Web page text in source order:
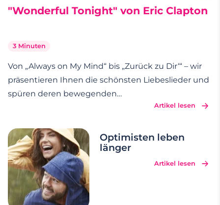
"Wonderful Tonight" von Eric Clapton
3 Minuten
Von „Always on My Mind“ bis „Zurück zu Dir‘“ – wir
präsentieren Ihnen die schönsten Liebeslieder und
spüren deren bewegenden
Hintergrundgeschichten nach. Eifersucht,
erwarten Sie in unserer Serie „Liebeslieder und
ihre…
Artikel lesen
Optimisten leben
länger
Artikel lesen